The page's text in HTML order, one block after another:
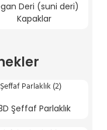
Deri (suni deri)
Kapaklar
Şeffaf Parlaklık